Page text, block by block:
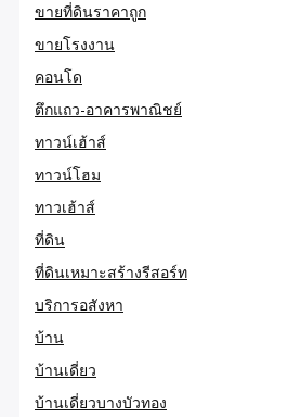
ขายที่ดินราคาถูก
ขายโรงงาน
คอนโด
ตึกแถว-อาคารพาณิชย์
ทาวน์เฮ้าส์
ทาวน์โฮม
ทาวเฮ้าส์
ที่ดิน
ที่ดินเหมาะสร้างรีสอร์ท
บริการอสังหา
บ้าน
บ้านเดี่ยว
บ้านเดี่ยวบางบัวทอง